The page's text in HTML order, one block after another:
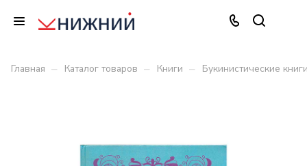
Главная – Каталог товаров – Книги – Букинистические